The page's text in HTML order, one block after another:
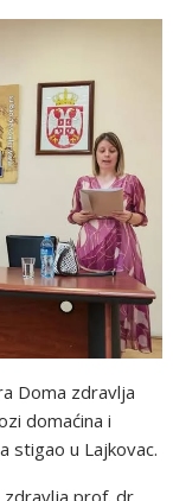
Doma zdravlja
domaćina i
stigao u Lajkovac.